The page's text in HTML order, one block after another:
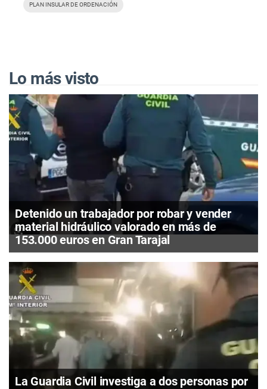
PLAN INSULAR DE ORDENACIÓN
Lo más visto
Detenido un trabajador por robar y vender
material hidráulico valorado en más de
153.000 euros en Gran Tarajal
La Guardia Civil investiga a dos personas por